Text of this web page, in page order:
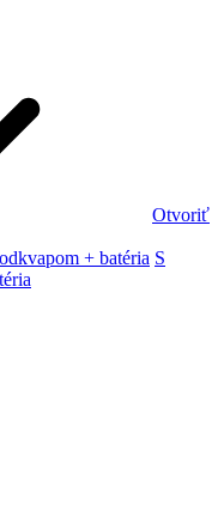
Otvoriť
+ batéria S